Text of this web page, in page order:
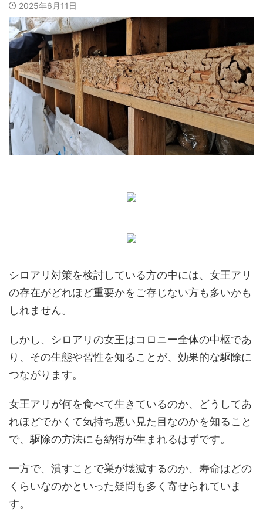
2025年6月11日
シロアリ対策を検討している方の中には、女王アリ
の存在がどれほど重要かをご存じない方も多いかも
しれません。
しかし、シロアリの女王はコロニー全体の中枢であ
り、その生態や習性を知ることが、効果的な駆除に
つながります。
女王アリが何を食べて生きているのか、どうしてあ
れほどでかくて気持ち悪い見た目なのかを知ること
で、駆除の方法にも納得が生まれるはずです。
一方で、潰すことで巣が壊滅するのか、寿命はどの
くらいなのかといった疑問も多く寄せられていま
す。